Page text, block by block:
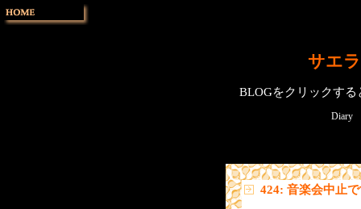
サエ
BLOGをクリックす
Diary
424: 音楽会中止